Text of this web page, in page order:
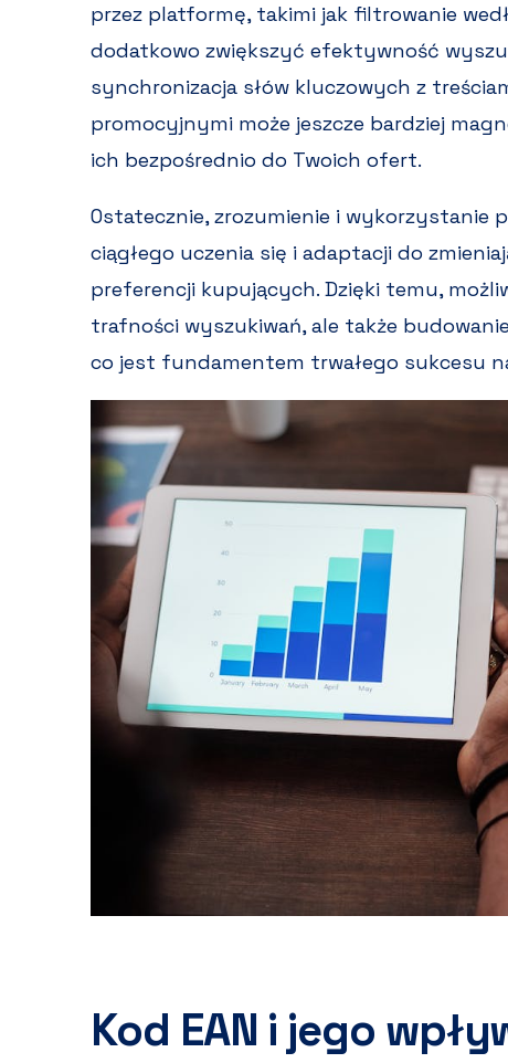
przez platformę, takimi jak filtrowanie
dodatkowo zwiększyć efektywność
synchronizacja słów kluczowych z
promocyjnymi może jeszcze bardziej
ich bezpośrednio do Twoich ofert.
Ostatecznie, zrozumienie i wykorzystanie
ciągłego uczenia się i adaptacji do
preferencji kupujących. Dzięki temu,
trafności wyszukiwań, ale także
co jest fundamentem trwałego sukcesu
Kod EAN i jego